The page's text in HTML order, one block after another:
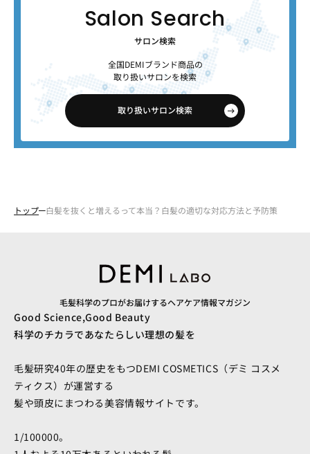
サロン検索
全国DEMIブランド商品の
取り扱いサロンを検索
取り扱いサロン検索
トップ 白髪を抜くと増えるって本当？白髪の適切な対応方法と予防策
毛髪科学のプロがお届けするヘアケア情報マガジン
Good Science,Good Beauty
科学のチカラであなたらしい理想の髪を
毛髪研究40年の歴史をもつDEMI COSMETICS（デミ コスメ
ティクス）が運営する
髪や頭皮にまつわる美容情報サイトです。
1/100000。